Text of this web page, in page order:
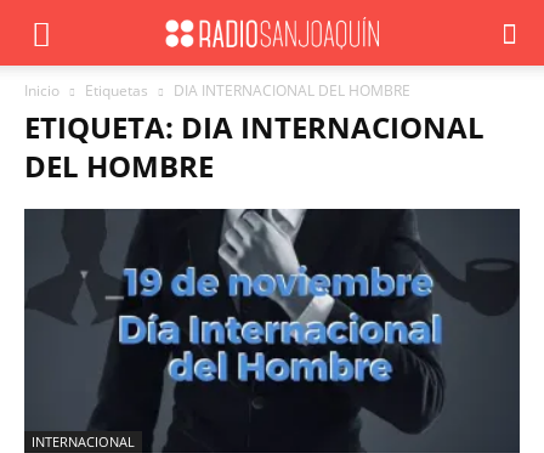
Inicio Etiquetas DIA INTERNACIONAL DEL HOMBRE
ETIQUETA: DIA INTERNACIONAL
DEL HOMBRE
INTERNACIONAL